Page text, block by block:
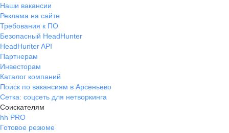
Наши вакансии
Реклама на сайте
Требования к ПО
Безопасный HeadHunter
HeadHunter API
Партнерам
Инвесторам
Каталог компаний
Поиск по вакансиям в Арсеньево
Сетка: соцсеть для нетворкинга
Соискателям
hh PRO
Готовое резюме